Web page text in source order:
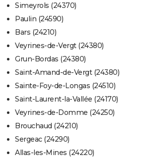
Simeyrols (24370)
Paulin (24590)
Bars (24210)
Veyrines-de-Vergt (24380)
Grun-Bordas (24380)
Saint-Amand-de-Vergt (24380)
Sainte-Foy-de-Longas (24510)
Saint-Laurent-la-Vallée (24170)
Veyrines-de-Domme (24250)
Brouchaud (24210)
Sergeac (24290)
Allas-les-Mines (24220)